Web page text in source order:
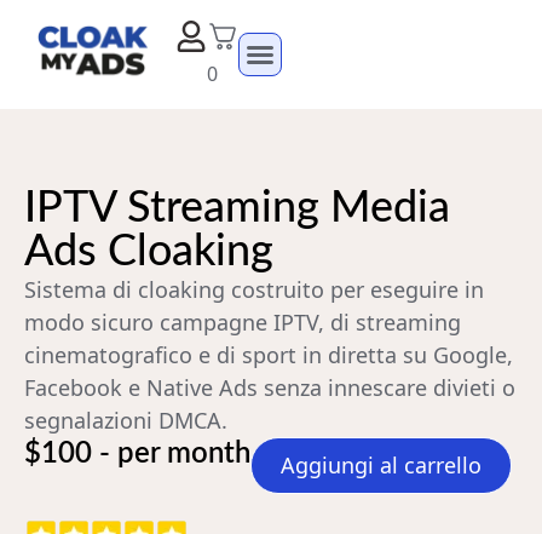
0
IPTV Streaming Media
Ads Cloaking
Sistema di cloaking costruito per eseguire in
modo sicuro campagne IPTV, di streaming
cinematografico e di sport in diretta su Google,
Facebook e Native Ads senza innescare divieti o
segnalazioni DMCA.
$100 - per month
Aggiungi al carrello